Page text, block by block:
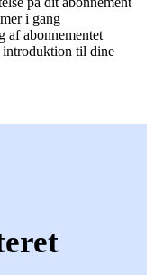
i gang
af abonnementet
til dine